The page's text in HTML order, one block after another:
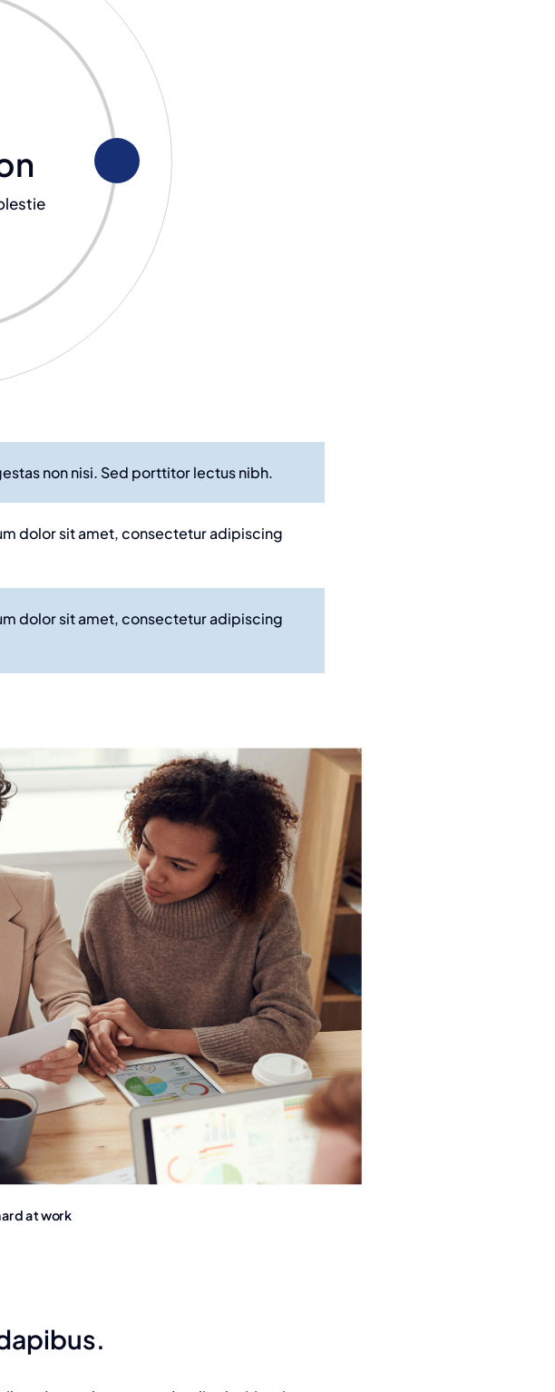
non nisi. Sed porttitor lectus nibh.
dolor sit amet, consectetur adipiscing
dolor sit amet, consectetur adipiscing
at work